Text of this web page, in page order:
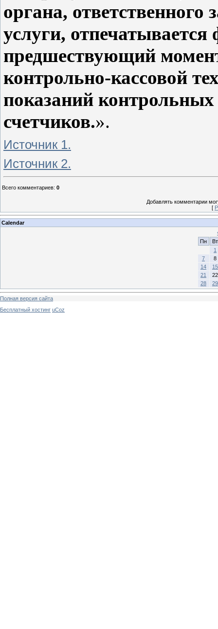
органа, ответственного
услуги,
предшествующий
контрольно-кассовой
показаний
счетчиков.».
Источник 1.
Источник 2.
Всего комментариев: 0
Добавлять комментарии
[
Calendar
Пн
Вт
1
7
8
14
15
21
22
28
29
Полная версия сайта
Бесплатный хостинг uCoz